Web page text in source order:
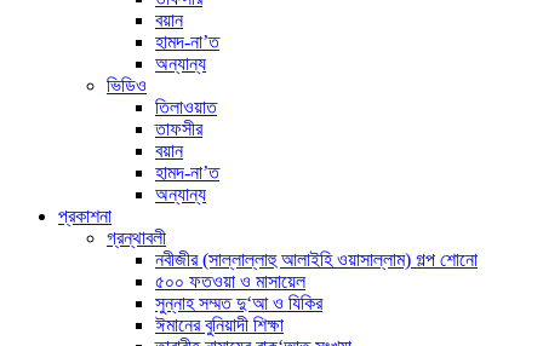
বয়ান
হামদ-না’ত
অন্যান্য
ভিডিও
তিলাওয়াত
তাফসীর
বয়ান
হামদ-না’ত
অন্যান্য
প্রকাশনা
গ্রন্থাবলী
নবীজীর (সাল্লাল্লাহু আলাইহি ওয়াসাল্লাম) গল্প শোনো
৫০০ ফতওয়া ও মাসায়েল
সুন্নাহ সম্মত দু‘আ ও যিকির
ঈমানের বুনিয়াদী শিক্ষা